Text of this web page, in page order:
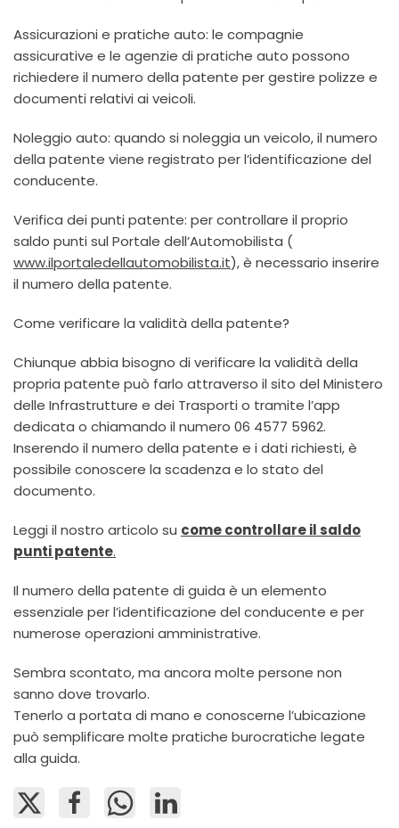
Assicurazioni e pratiche auto: le compagnie
assicurative e le agenzie di pratiche auto possono
richiedere il numero della patente per gestire polizze e
documenti relativi ai veicoli.
Noleggio auto: quando si noleggia un veicolo, il numero
della patente viene registrato per l’identificazione del
conducente.
Verifica dei punti patente: per controllare il proprio
saldo punti sul Portale dell’Automobilista (
www.ilportaledellautomobilista.it), è necessario inserire
il numero della patente.
Come verificare la validità della patente?
Chiunque abbia bisogno di verificare la validità della
propria patente può farlo attraverso il sito del Ministero
delle Infrastrutture e dei Trasporti o tramite l’app
dedicata o chiamando il numero 06 4577 5962.
Inserendo il numero della patente e i dati richiesti, è
possibile conoscere la scadenza e lo stato del
documento.
Leggi il nostro articolo su come controllare il saldo
punti patente.
Il numero della patente di guida è un elemento
essenziale per l’identificazione del conducente e per
numerose operazioni amministrative.
Sembra scontato, ma ancora molte persone non
sanno dove trovarlo.
Tenerlo a portata di mano e conoscerne l’ubicazione
può semplificare molte pratiche burocratiche legate
alla guida.